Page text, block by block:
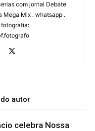
com jornal Debate
Mega Mix . whatsapp .
autor
celebra Nossa